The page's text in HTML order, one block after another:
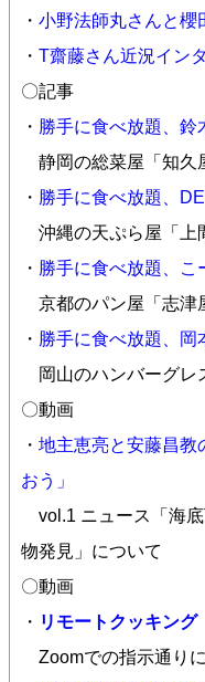
・ 小野法師丸さんと櫻
・ T齋藤さん近況イン
〇記事
・ 勝手に食べ放題、鈴
静岡の総菜屋「知久
・ 勝手に食べ放題、
沖縄の天ぷら屋「上
・ 勝手に食べ放題、こ
京都のパン屋「志津
・ 勝手に食べ放題、岡
岡山のハンバーグレ
〇動画
・ 地主恵亮と安藤昌教
おう」
vol.1 ニュース「海
物発見」について
〇動画
・ リモートクッキング
Zoomでの指示通り